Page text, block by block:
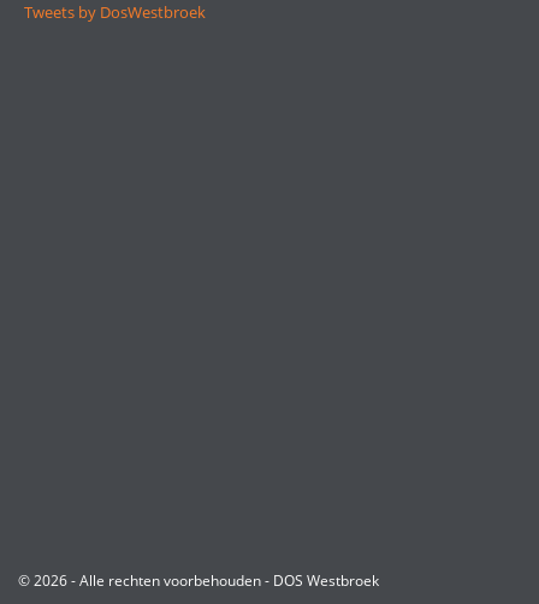
Tweets by DosWestbroek
© 2026 - Alle rechten voorbehouden - DOS Westbroek